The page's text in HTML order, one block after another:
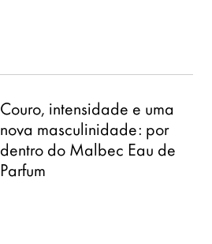
Couro, intensidade e uma
nova masculinidade: por
dentro do Malbec Eau de
Parfum